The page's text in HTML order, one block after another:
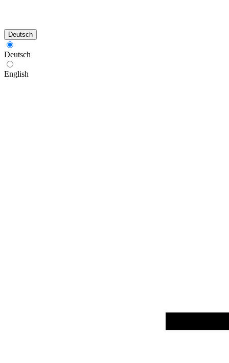
Deutsch
Deutsch
English